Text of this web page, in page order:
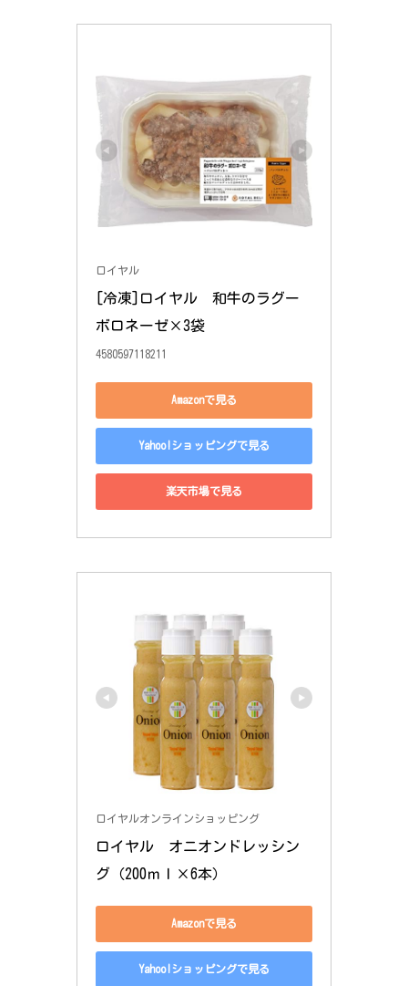
ロイヤル
[冷凍]ロイヤル　和牛のラグー
ボロネーゼ×3袋
4580597118211
Amazonで見る
Yahoo!ショッピングで見る
楽天市場で見る
ロイヤルオンラインショッピング
ロイヤル　オニオンドレッシン
グ（200ｍｌ×6本）
Amazonで見る
Yahoo!ショッピングで見る